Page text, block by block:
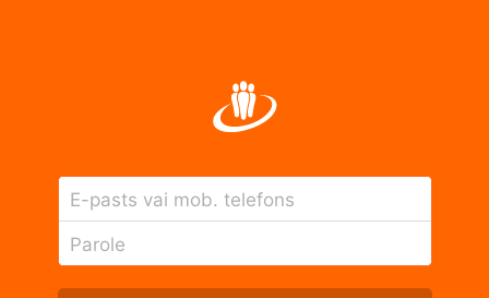
E-pasts vai mob. telefons
Parole